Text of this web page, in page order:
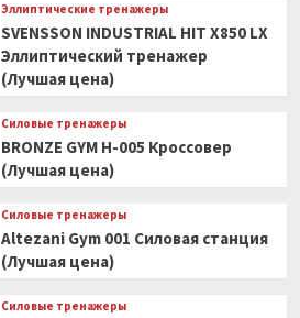
Эллиптические тренажеры
SVENSSON INDUSTRIAL HIT X850 LX
Эллиптический тренажер
(Лучшая цена)
Силовые тренажеры
BRONZE GYM H-005 Кроссовер
(Лучшая цена)
Силовые тренажеры
Altezani Gym 001 Силовая станция
(Лучшая цена)
Силовые тренажеры